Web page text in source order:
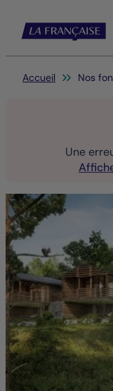
Vous êtes ici:
Accueil Nos
Une